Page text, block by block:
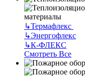
материалы
↳Термафлекс
↳Энергофлекс
↳К-ФЛЕКС
Смотреть Все